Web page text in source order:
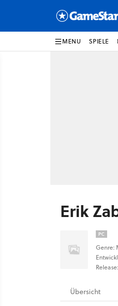
MENU SPIELE
Erik
PC
Genre:
Übersicht